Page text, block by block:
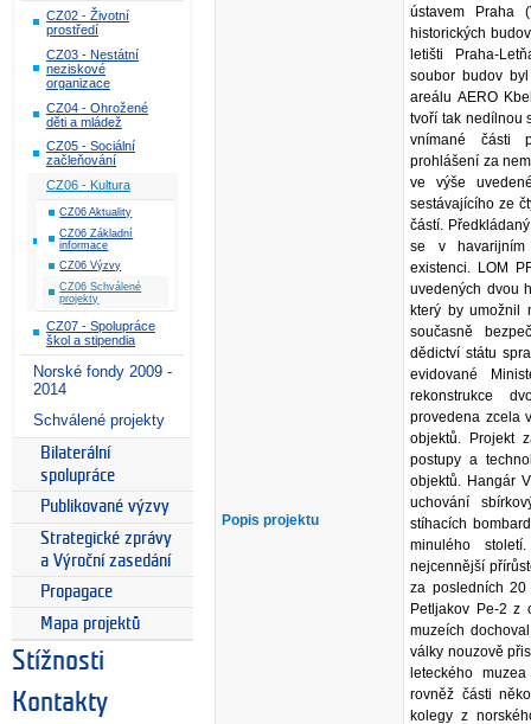
CZ02 - Životní
prostředí
CZ03 - Nestátní
neziskové
organizace
CZ04 - Ohrožené
děti a mládež
CZ05 - Sociální
začleňování
CZ06 - Kultura
CZ06 Aktuality
CZ06 Základní
informace
CZ06 Výzvy
CZ06 Schválené
projekty
CZ07 - Spolupráce
škol a stipendia
Norské fondy 2009 -
2014
Schválené projekty
Bilaterální
spolupráce
Publikované výzvy
Strategické zprávy
a Výroční zasedání
Propagace
Mapa projektů
Stížnosti
Kontakty
Popis projektu
ústavem Praha
historických
letišti Praha-
soubor budov
areálu AERO
tvoří tak nedílnou
vnímané části
prohlášení za
ve výše
sestávajícího ze
částí.
se v havarijním
existenci. LOM
uvedených dvou
který by umožnil
současně
dědictví státu
evidované
rekonstrukce
provedena zcela
objektů. Projekt
postupy a
objektů. Hangár
uchování
stíhacích
minulého
nejcennější
za posledních 20
Petljakov Pe-2 z
muzeích
války nouzově
leteckého
rovněž části
kolegy z